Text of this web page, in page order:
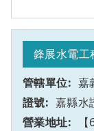
鋒展水電工
嘉
嘉縣水